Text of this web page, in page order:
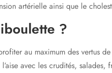
artérielle ainsi que le
?
au maximum des vertus
avec les crudités,